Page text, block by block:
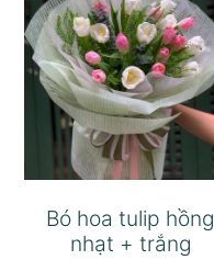
Bó hoa tulip hồng
nhạt + trắng